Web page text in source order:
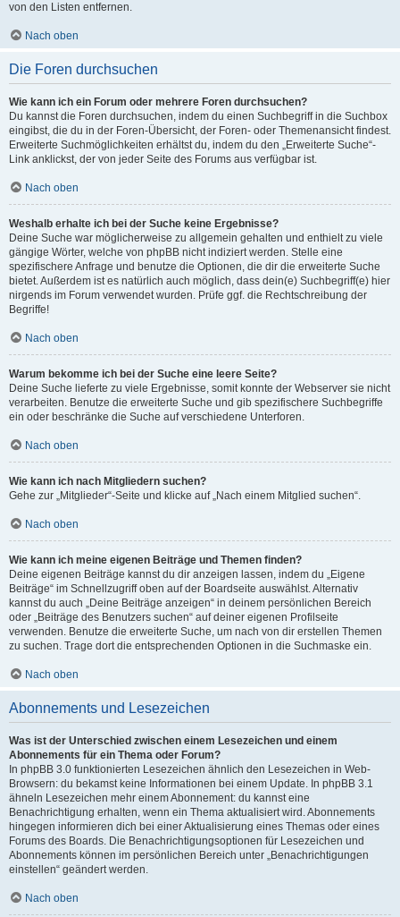
von den Listen entfernen.
Nach oben
Die Foren durchsuchen
Wie kann ich ein Forum oder mehrere Foren durchsuchen?
Du kannst die Foren durchsuchen, indem du einen Suchbegriff in die Suchbox
eingibst, die du in der Foren-Übersicht, der Foren- oder Themenansicht findest.
Erweiterte Suchmöglichkeiten erhältst du, indem du den „Erweiterte Suche“-
Link anklickst, der von jeder Seite des Forums aus verfügbar ist.
Nach oben
Weshalb erhalte ich bei der Suche keine Ergebnisse?
Deine Suche war möglicherweise zu allgemein gehalten und enthielt zu viele
gängige Wörter, welche von phpBB nicht indiziert werden. Stelle eine
spezifischere Anfrage und benutze die Optionen, die dir die erweiterte Suche
bietet. Außerdem ist es natürlich auch möglich, dass dein(e) Suchbegriff(e) hier
nirgends im Forum verwendet wurden. Prüfe ggf. die Rechtschreibung der
Begriffe!
Nach oben
Warum bekomme ich bei der Suche eine leere Seite?
Deine Suche lieferte zu viele Ergebnisse, somit konnte der Webserver sie nicht
verarbeiten. Benutze die erweiterte Suche und gib spezifischere Suchbegriffe
ein oder beschränke die Suche auf verschiedene Unterforen.
Nach oben
Wie kann ich nach Mitgliedern suchen?
Gehe zur „Mitglieder“-Seite und klicke auf „Nach einem Mitglied suchen“.
Nach oben
Wie kann ich meine eigenen Beiträge und Themen finden?
Deine eigenen Beiträge kannst du dir anzeigen lassen, indem du „Eigene
Beiträge“ im Schnellzugriff oben auf der Boardseite auswählst. Alternativ
kannst du auch „Deine Beiträge anzeigen“ in deinem persönlichen Bereich
oder „Beiträge des Benutzers suchen“ auf deiner eigenen Profilseite
verwenden. Benutze die erweiterte Suche, um nach von dir erstellen Themen
zu suchen. Trage dort die entsprechenden Optionen in die Suchmaske ein.
Nach oben
Abonnements und Lesezeichen
Was ist der Unterschied zwischen einem Lesezeichen und einem
Abonnements für ein Thema oder Forum?
In phpBB 3.0 funktionierten Lesezeichen ähnlich den Lesezeichen in Web-
Browsern: du bekamst keine Informationen bei einem Update. In phpBB 3.1
ähneln Lesezeichen mehr einem Abonnement: du kannst eine
Benachrichtigung erhalten, wenn ein Thema aktualisiert wird. Abonnements
hingegen informieren dich bei einer Aktualisierung eines Themas oder eines
Forums des Boards. Die Benachrichtigungsoptionen für Lesezeichen und
Abonnements können im persönlichen Bereich unter „Benachrichtigungen
einstellen“ geändert werden.
Nach oben